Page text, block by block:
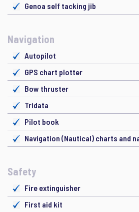
Genoa self tacking jib
Navigation
Autopilot
GPS chart plotter
Bow thruster
Tridata
Pilot book
Navigation (Nautical) charts and
Safety
Fire extinguisher
First aid kit